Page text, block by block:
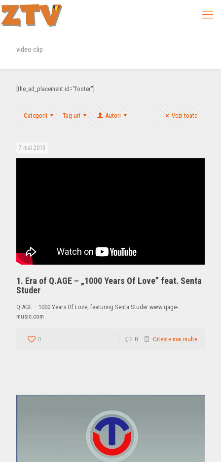
video clip
[the_ad_placement id="footer"]
Categorii Tag-uri Autori Vezi toate
7 mai 2013
1. Era of Q.AGE – „1000 Years Of Love” feat. Senta
Studer
Q.AGE – 1000 Years Of Love, featuring Senta Studer www.qage-
music.com
0 0 Citeste mai multe